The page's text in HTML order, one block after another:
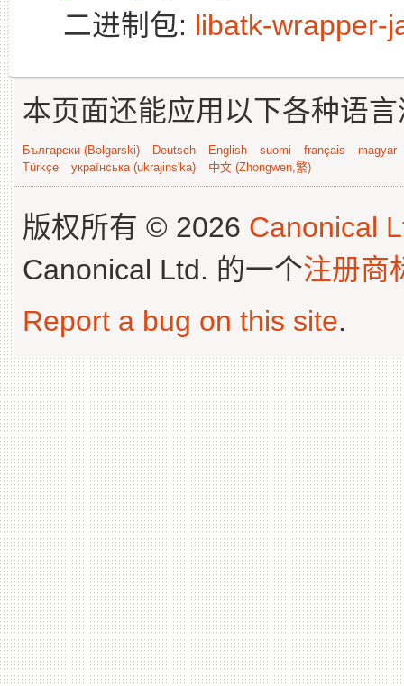
二进制包: libatk-wrapper-
本页面还能应用以下各种语
Български (Bəlgarski) Deutsch English suomi français
magyar
Türkçe
українська (ukrajins'ka) 中文 (Zhongwen,繁)
版权所有 © 2026 Canonical
Canonical Ltd. 的一个注册商
Report a bug on this site.